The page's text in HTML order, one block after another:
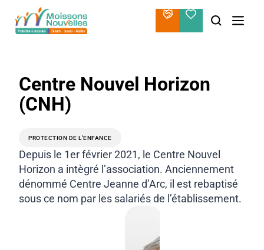
contenu
Centre Nouvel Horizon
(CNH)
PROTECTION DE L'ENFANCE
Depuis le 1er février 2021, le Centre Nouvel
Horizon a intègré l’association. Anciennement
dénommé Centre Jeanne d’Arc, il est rebaptisé
sous ce nom par les salariés de l’établissement.